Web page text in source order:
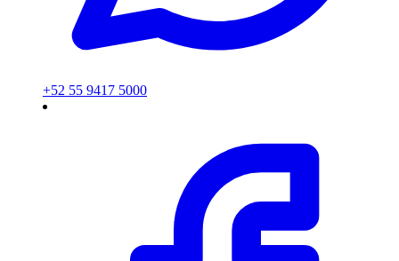
+52 55 9417 5000